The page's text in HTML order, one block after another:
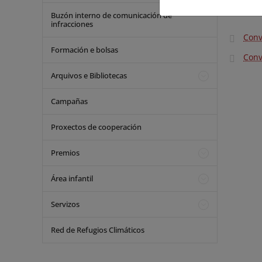
Buzón interno de comunicación de
infracciones
Formación e bolsas
Arquivos e Bibliotecas
Campañas
Proxectos de cooperación
Premios
Área infantil
Servizos
Red de Refugios Climáticos